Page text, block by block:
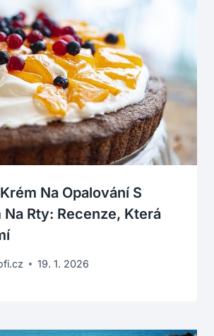
Na Opalování S
Na Rty: Recenze, Která
19. 1. 2026